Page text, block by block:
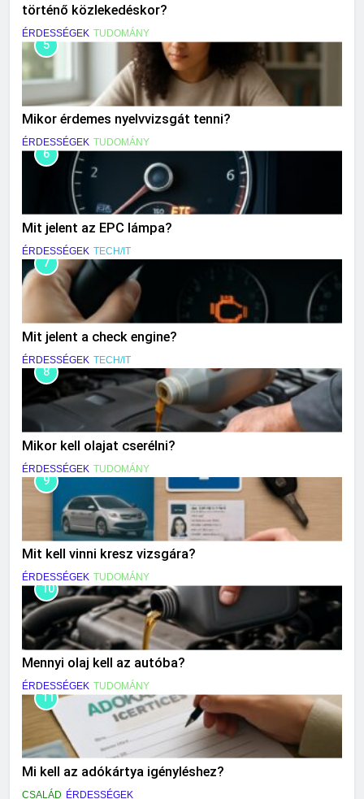
történő közlekedéskor?
ÉRDESSÉGEK TUDOMÁNY
5
Mikor érdemes nyelvvizsgát tenni?
ÉRDESSÉGEK TUDOMÁNY
6
Mit jelent az EPC lámpa?
ÉRDESSÉGEK TECH/IT
7
Mit jelent a check engine?
ÉRDESSÉGEK TECH/IT
8
Mikor kell olajat cserélni?
ÉRDESSÉGEK TUDOMÁNY
9
Mit kell vinni kresz vizsgára?
ÉRDESSÉGEK TUDOMÁNY
10
Mennyi olaj kell az autóba?
ÉRDESSÉGEK TUDOMÁNY
11
Mi kell az adókártya igényléshez?
CSALÁD ÉRDESSÉGEK